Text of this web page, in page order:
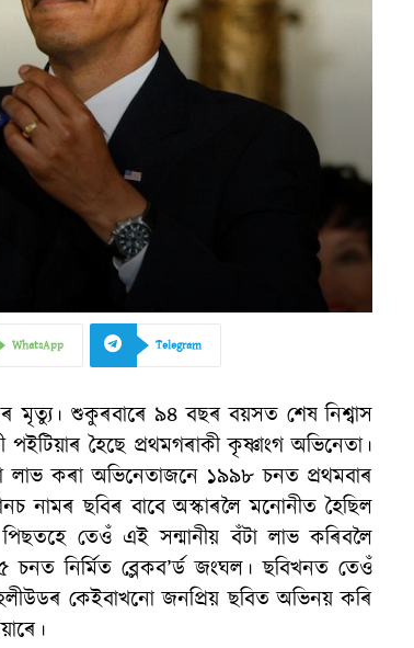
WhatsApp Telegram
মৃত্যু। শুকুৰবাৰে ৯৪ বছৰ বয়সত শেষ নিশ্বাস
পইটিয়াৰ হৈছে প্ৰথমগৰাকী কৃষ্ণাংগ অভিনেতা।
লাভ কৰা অভিনেতাজনে ১৯৯৮ চনত প্ৰথমবাৰ
নামৰ ছবিৰ বাবে অস্কাৰলৈ মনোনীত হৈছিল
তেওঁ এই সন্মানীয় বঁটা লাভ কৰিবলৈ
নিৰ্মিত ব্লেকব’ৰ্ড জংঘল। ছবিখনত তেওঁ
কেইবাখনো জনপ্ৰিয় ছবিত অভিনয় কৰি